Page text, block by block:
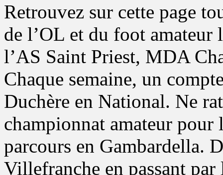
Retrouvez sur cette page
de l’OL et du foot
l’AS Saint Priest, MDA
Chaque semaine, un
Duchère en National. Ne
championnat amateur
parcours en Gambardella.
Villefranche en passant